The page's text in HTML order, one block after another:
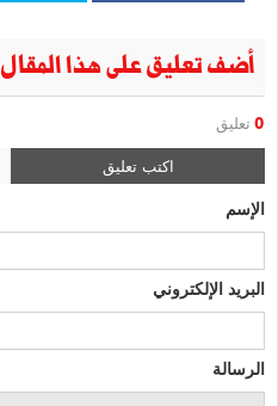
أضف تعليق على هذا المقال
0 تعليق
اكتب تعليق
الإسم
البريد الإلكتروني
الرسالة